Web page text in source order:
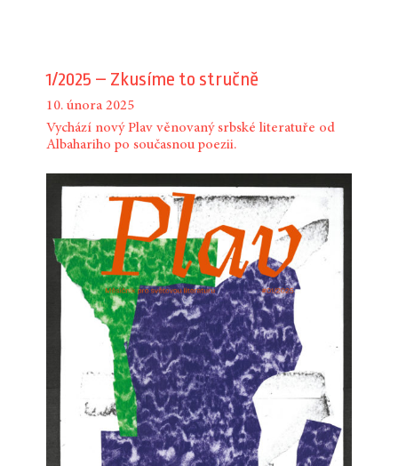
1/2025 – Zkusíme to stručně
10. února 2025
Vychází nový Plav věnovaný srbské literatuře od
Albahariho po současnou poezii.